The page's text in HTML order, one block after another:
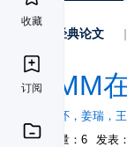
收藏
订阅
经典论文 |
CMM
陈晓怀 ， 姜瑞 ，
被引量：6
发表